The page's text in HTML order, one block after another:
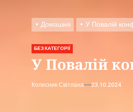
Домашня У Повалій
БЕЗ КАТЕГОРІЇ
У Повалій
Колесник Світлана 23.10.2024